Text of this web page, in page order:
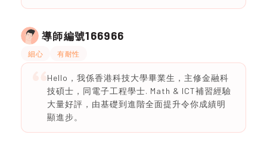
導師編號166966
細心 有耐性
Hello，我係香港科技大學畢業生，主修金融科
技碩士，同電子工程學士. Math & ICT補習經驗
大量好評，由基礎到進階全面提升令你成績明
顯進步。